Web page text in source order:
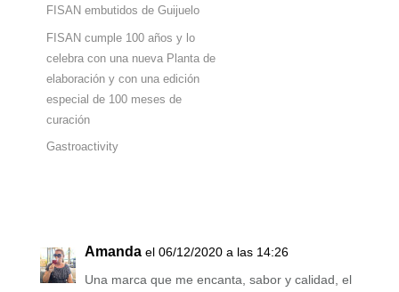
FISAN embutidos de Guijuelo
FISAN cumple 100 años y lo
celebra con una nueva Planta de
elaboración y con una edición
especial de 100 meses de
curación
Gastroactivity
Amanda el 06/12/2020 a las 14:26
Una marca que me encanta, sabor y calidad, el